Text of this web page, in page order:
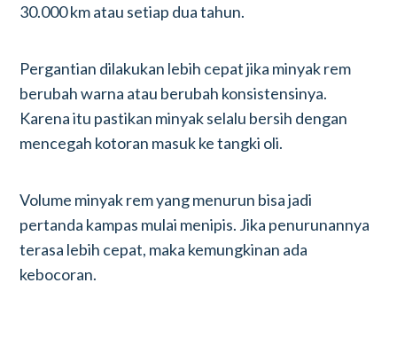
30.000 km atau setiap dua tahun.
Pergantian dilakukan lebih cepat jika minyak rem
berubah warna atau berubah konsistensinya.
Karena itu pastikan minyak selalu bersih dengan
mencegah kotoran masuk ke tangki oli.
Volume minyak rem yang menurun bisa jadi
pertanda kampas mulai menipis. Jika penurunannya
terasa lebih cepat, maka kemungkinan ada
kebocoran.